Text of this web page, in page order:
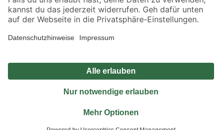
Alle Preisangaben in EUR inkl. gesetzl. MwSt.. Die dargestellten Angebote sind unter
Umständen nicht in allen Märkten verfügbar. Die angegebenen Verfügbarkeiten beziehen
Produkte nur solange der Vorrat reicht.
*Paketversand ab 59 € versandkostenfrei, gilt nicht für Artikel mit Speditionsversand, hier
Privatsphäre Impressum
Nutzungsbedingungen
Widerrufsrecht
Vertrag widerrufen
© 2026 toom Baumarkt GmbH